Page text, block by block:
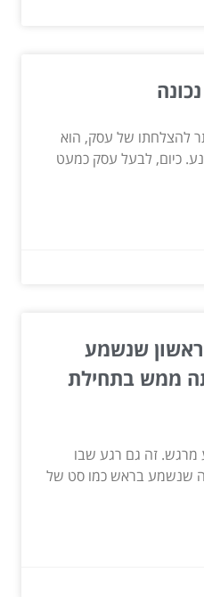
להצלחתו של עסק, הוא
כיום, לבעל עסק כמעט
שנשמע
ממש בתחילת
מרגש. זה גם רגע שבו
שנשמע בראש כמו סט של